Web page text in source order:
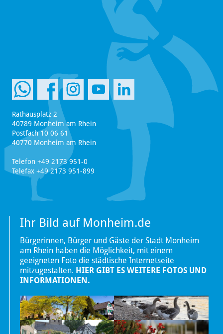
Rathausplatz 2
40789 Monheim am Rhein
Postfach 10 06 61
40770 Monheim am Rhein
Telefon +49 2173 951-0
Telefax +49 2173 951-899
Ihr Bild auf Monheim.de
Bürgerinnen, Bürger und Gäste der Stadt Monheim
am Rhein haben die Möglichkeit, mit einem
geeigneten Foto die städtische Internetseite
mitzugestalten. HIER GIBT ES WEITERE FOTOS UND
INFORMATIONEN.